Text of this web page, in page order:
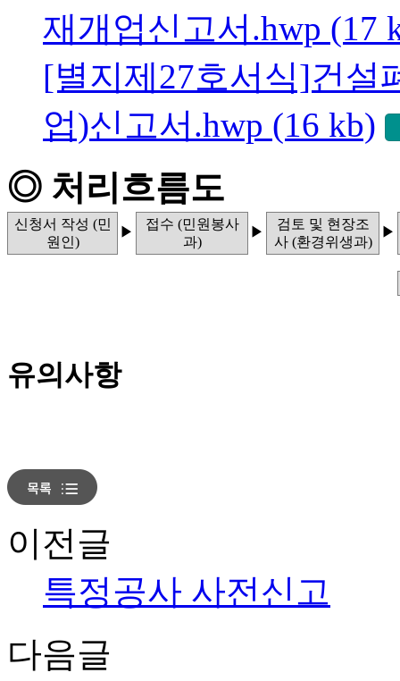
재개업신고서.hwp (17
[별지제27호서식]건설
업)신고서.hwp (16 kb)
◎ 처리흐름도
신청서 작성 (민
원인)
▶
접수 (민원봉사
과)
▶
검토 및 현장조
사 (환경위생과)
▶
유의사항
이전글
특정공사 사전신고
다음글